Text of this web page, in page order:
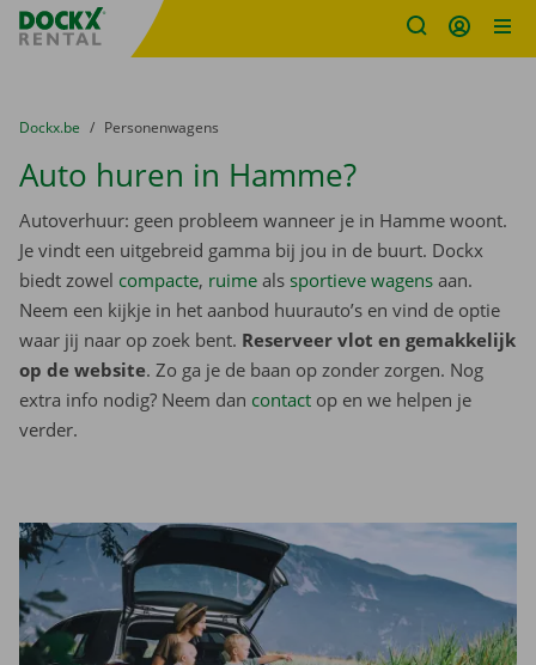
Fratello DEMO
U bevindt zich hier:
van
Dockx.be naar
Personenwagens
Auto huren in Hamme?
Autoverhuur: geen probleem wanneer je in Hamme woont.
Je vindt een uitgebreid gamma bij jou in de buurt. Dockx
biedt zowel compacte, ruime als sportieve wagens aan.
Neem een kijkje in het aanbod huurauto’s en vind de optie
waar jij naar op zoek bent. Reserveer vlot en gemakkelijk
op de website. Zo ga je de baan op zonder zorgen. Nog
extra info nodig? Neem dan contact op en we helpen je
verder.